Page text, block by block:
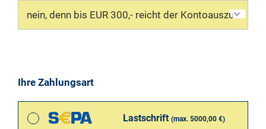
Ihre Zahlungsart
Lastschrift (max. 5000,00 €)